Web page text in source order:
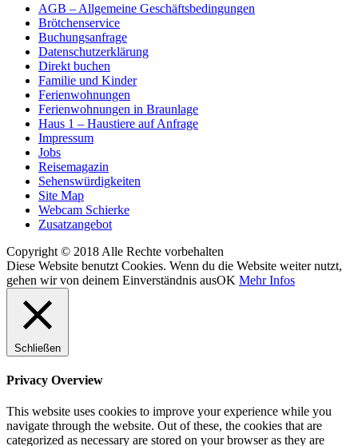
AGB – Allgemeine Geschäftsbedingungen
Brötchenservice
Buchungsanfrage
Datenschutzerklärung
Direkt buchen
Familie und Kinder
Ferienwohnungen
Ferienwohnungen in Braunlage
Haus 1 – Haustiere auf Anfrage
Impressum
Jobs
Reisemagazin
Sehenswürdigkeiten
Site Map
Webcam Schierke
Zusatzangebot
Copyright © 2018 Alle Rechte vorbehalten
Diese Website benutzt Cookies. Wenn du die Website weiter nutzt,
gehen wir von deinem Einverständnis ausOK Mehr Infos
Schließen
Privacy Overview
This website uses cookies to improve your experience while you
navigate through the website. Out of these, the cookies that are
categorized as necessary are stored on your browser as they are